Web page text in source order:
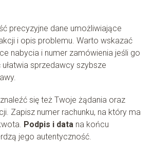
precyzyjne dane umożliwiające
i opis problemu. Warto wskazać
nabycia i numer zamówienia jeśli go
ułatwia sprzedawcy szybsze
się też Twoje żądania oraz
Zapisz numer rachunku, na który ma
Podpis i datana końcu
jego autentyczność.